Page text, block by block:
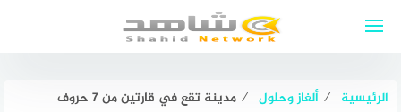
الرئيسية ⁄ ألغاز وحلول ⁄ مدينة تقع في قارتين من 7 حروف